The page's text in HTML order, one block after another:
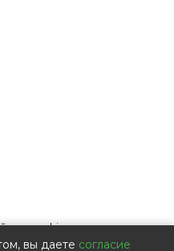
cookies
с помощью сервиса
вы даете согласие